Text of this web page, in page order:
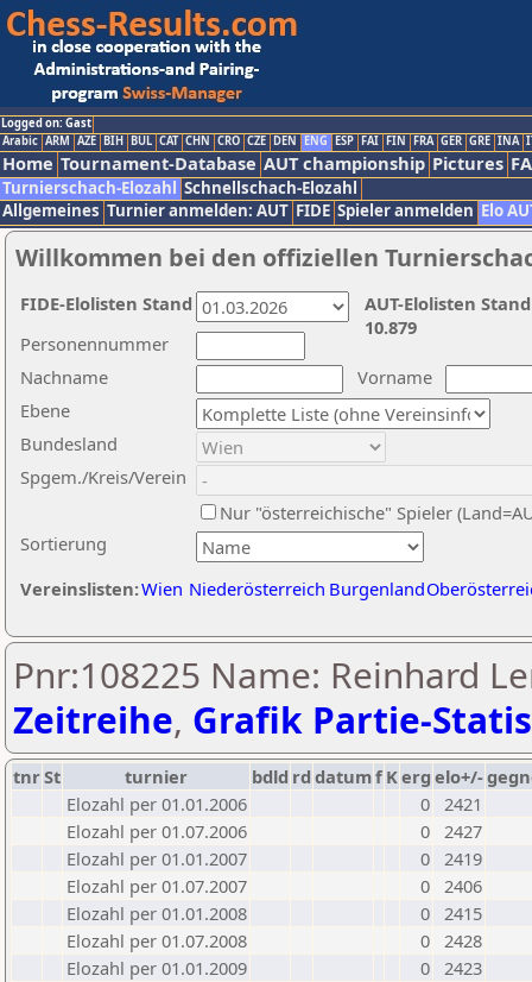
Logged on: Gast
Arabic ARM AZE BIH BUL CAT CHN CRO CZE DEN ENG ESP FAI FIN FRA GER GRE INA
Home Tournament-Database AUT championship Pictures
Turnierschach-Elozahl Schnellschach-Elozahl
Allgemeines Turnier anmelden: AUT FIDE Spieler anmelden Elo
Willkommen bei den offiziellen
Nachname
Vorname
Ebene
Sortierung
Personennummer
Bundesland
Spgem./Kreis/Verein
Nur "österreichische" Spieler
Vereinslisten:Wien Niederösterreich Burgenland
AUT-Elolisten
10.879
FIDE-Elolisten Stand
Pnr:108225 Name: Reinhard
Zeitreihe, Grafik Partie-
tnrSt turnier bdld rd datumf Kerg elo+/-
Elozahl per 01.01.2006
0 2421
Elozahl per 01.07.2006
0 2427
Elozahl per 01.01.2007
0 2419
Elozahl per 01.07.2007
0 2406
Elozahl per 01.01.2008
0 2415
Elozahl per 01.07.2008
0 2428
Elozahl per 01.01.2009
0 2423